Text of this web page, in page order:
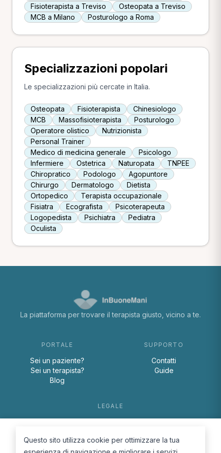
Fisioterapista a Treviso
Osteopata a Treviso
MCB a Milano
Posturologo a Roma
Specializzazioni popolari
Le specializzazioni più cercate in Italia.
Osteopata Fisioterapista
Chinesiologo
MCB
Massofisioterapista
Posturologo
Operatore olistico
Nutrizionista
Personal Trainer
Medico di medicina generale
Psicologo
Infermiere
Ostetrica Naturopata
TNPEE
Chiropratico
Podologo
Agopuntore
Chirurgo
Dermatologo
Dietista
Ortopedico
Terapista occupazionale
Fisiatra
Ecografista
Psicoterapeuta
Logopedista
Psichiatra
Pediatra
Oculista
La piattaforma per trovare il terapista giusto, vicino a te.
PORTALE
Sei un paziente?
Sei un terapista?
Blog
SUPPORTO
Contatti
Guide
LEGALE
Cookie Policy
Questo sito utilizza cookie per ottimizzare la tua